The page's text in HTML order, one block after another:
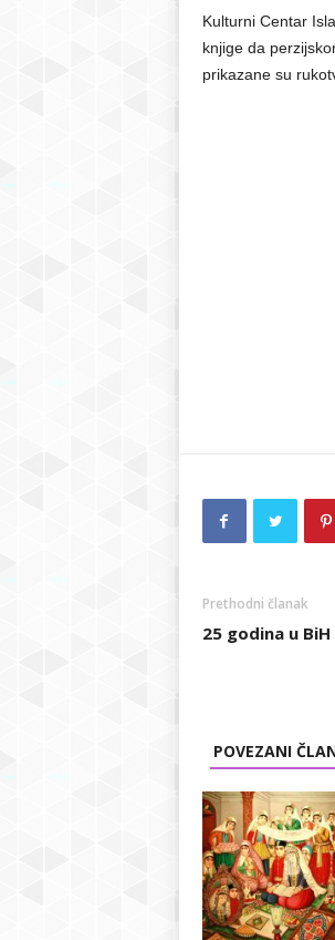
a
j
Kulturni Centar
knjige da
prikazane su
Prethodni članak
25 godina u BiH
POVEZANI